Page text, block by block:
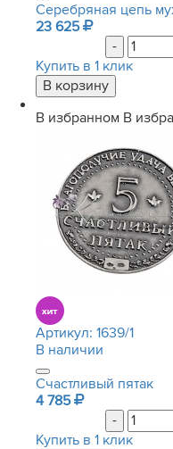
Серебряная цепь
23 625
-
Купить в 1 клик
В избранном В
Артикул: 1639/1
В наличии
Счастливый пятак
4 785
-
Купить в 1 клик